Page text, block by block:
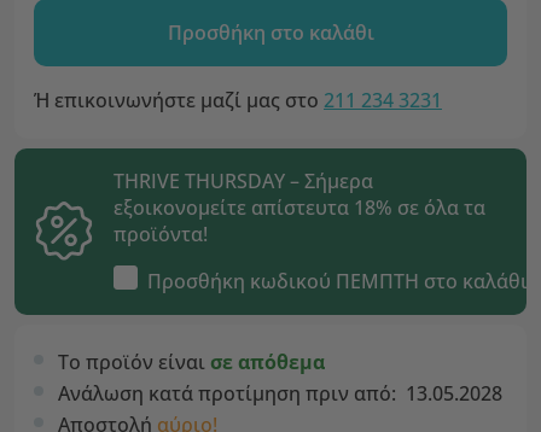
Προσθήκη στο καλάθι
Ή επικοινωνήστε μαζί μας στο 211 234 3231
THRIVE THURSDAY – Σήμερα
εξοικονομείτε απίστευτα 18% σε όλα τα
προϊόντα!
Προσθήκη κωδικού ΠΕΜΠΤΗ στο καλάθι
Το προϊόν είναι σε απόθεμα
Ανάλωση κατά προτίμηση πριν από: 13.05.2028
Αποστολή αύριο!